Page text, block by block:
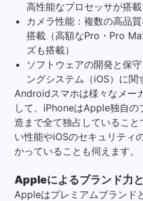
高性能なプロセッサが搭載
カメラ性能：複数の高品
搭載（高額なPro・Pro
ズも搭載）
ソフトウェアの開発と保
ングシステム（iOS）に関
Androidスマホは様々なメー
して、iPhoneはApple独自の
造まで全て独占しているこ
い性能やiOSのセキュリティ
かっていることも伺えます。
Appleによるブランド力
Appleはプレミアムブランド